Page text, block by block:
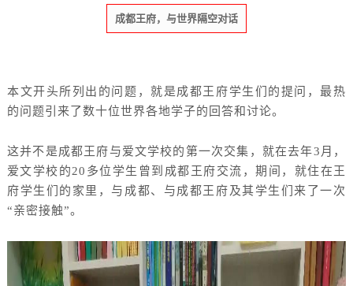
成都王府，与世界隔空对话
本文开头所列出的问题，就是成都王府学生们的提问，最热
的问题引来了数十位世界各地学子的回答和讨论。
这并不是成都王府与爱文学校的第一次交集，就在去年3月，
爱文学校的20多位学生曾到成都王府交流，期间，就住在王
府学生们的家里，与成都、与成都王府及其学生们来了一次
“亲密接触”。